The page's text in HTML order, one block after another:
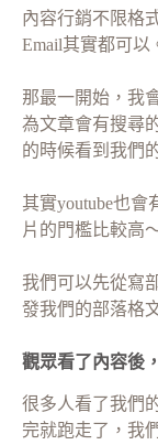
內容行銷不限格
Email其實都可以
那最一開始，我
為文章會有搜尋
的時候看到我們
其實youtube也
片的門檻比較高
我們可以先從寫
發我們的部落格
觀眾看了內容後
很多人看了我們
完就跑走了，我